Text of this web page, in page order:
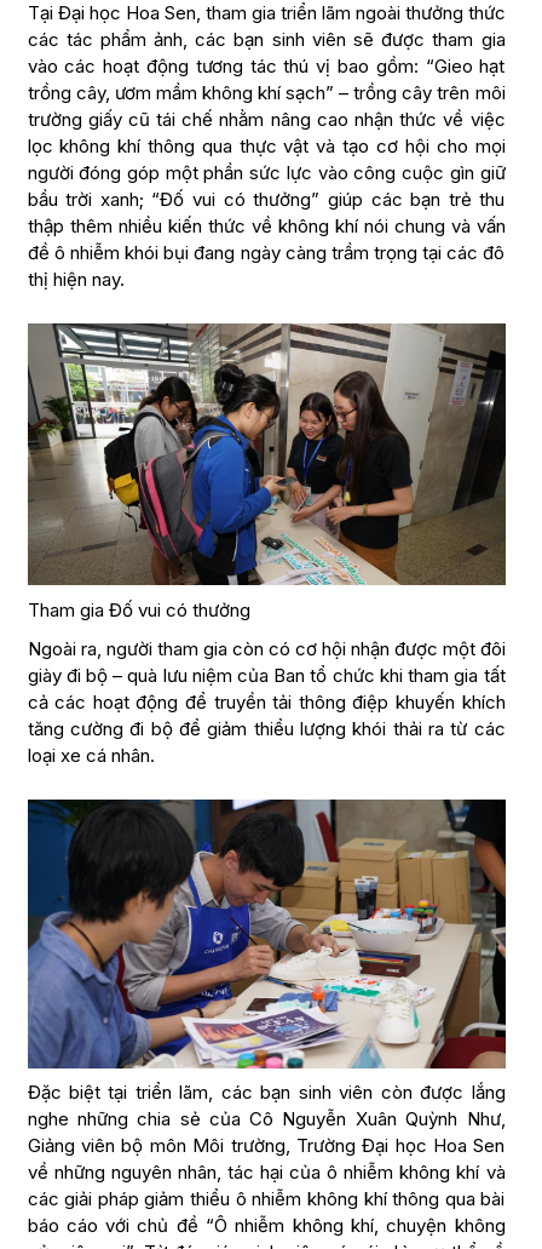
Tại Đại học Hoa Sen, tham gia triển lãm ngoài thưởng thức
các tác phẩm ảnh, các bạn sinh viên sẽ được tham gia
vào các hoạt động tương tác thú vị bao gồm: “Gieo hạt
trồng cây, ươm mầm không khí sạch” – trồng cây trên môi
trường giấy cũ tái chế nhằm nâng cao nhận thức về việc
lọc không khí thông qua thực vật và tạo cơ hội cho mọi
người đóng góp một phần sức lực vào công cuộc gìn giữ
bầu trời xanh; “Đố vui có thưởng” giúp các bạn trẻ thu
thập thêm nhiều kiến thức về không khí nói chung và vấn
đề ô nhiễm khói bụi đang ngày càng trầm trọng tại các đô
thị hiện nay.
Tham gia Đố vui có thưởng
Ngoài ra, người tham gia còn có cơ hội nhận được một đôi
giày đi bộ – quà lưu niệm của Ban tổ chức khi tham gia tất
cả các hoạt động để truyền tải thông điệp khuyến khích
tăng cường đi bộ để giảm thiểu lượng khói thải ra từ các
loại xe cá nhân.
Đặc biệt tại triển lãm, các bạn sinh viên còn được lắng
nghe những chia sẻ của Cô Nguyễn Xuân Quỳnh Như,
Giảng viên bộ môn Môi trường, Trường Đại học Hoa Sen
về những nguyên nhân, tác hại của ô nhiễm không khí và
các giải pháp giảm thiểu ô nhiễm không khí thông qua bài
báo cáo với chủ đề “Ô nhiễm không khí, chuyện không